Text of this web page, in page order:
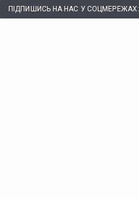
ПІДПИШИСЬ НА НАС У СОЦМЕРЕЖАХ: